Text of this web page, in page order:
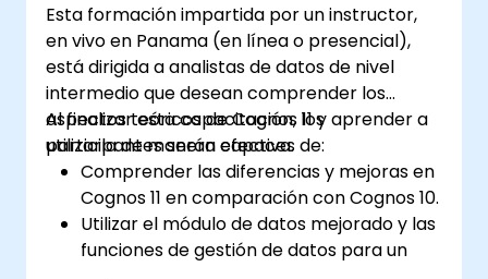
Esta formación impartida por un instructor,
en vivo en Panama (en línea o presencial),
está dirigida a analistas de datos de nivel
intermedio que desean comprender los
aspectos teóricos de Cognos 11 y aprender a
utilizarla de manera efectiva.
Al finalizar esta capacitación, los
participantes serán capaces de:
Comprender las diferencias y mejoras en
Cognos 11 en comparación con Cognos 10.
Utilizar el módulo de datos mejorado y las
funciones de gestión de datos para un